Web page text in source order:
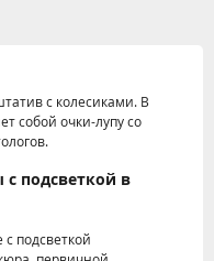
с колесиками. В
собой очки-лупу со
подсветкой в
подсветкой